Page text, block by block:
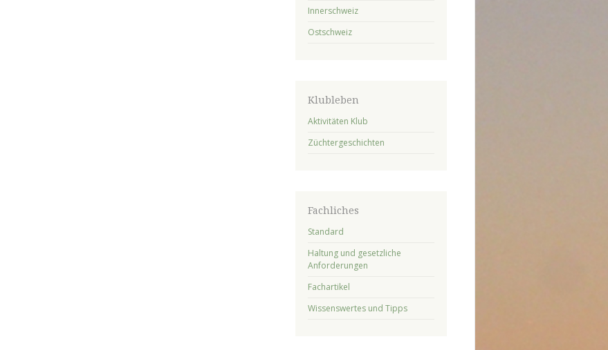
Innerschweiz
Ostschweiz
Klubleben
Aktivitäten Klub
Züchtergeschichten
Fachliches
Standard
Haltung und gesetzliche
Anforderungen
Fachartikel
Wissenswertes und Tipps